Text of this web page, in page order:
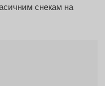
снекам на